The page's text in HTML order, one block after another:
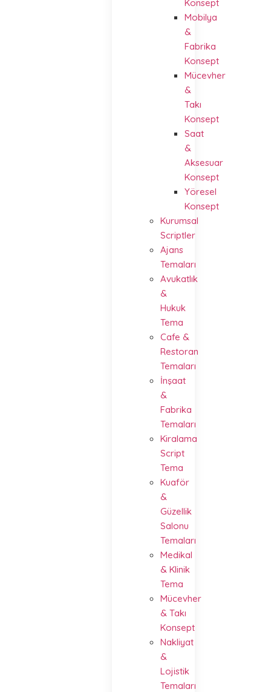
Konsept
Mobilya
&
Fabrika
Konsept
Mücevher
&
Takı
Konsept
Saat
&
Aksesuar
Konsept
Yöresel
Konsept
Kurumsal
Scriptler
Ajans
Temaları
Avukatlık
&
Hukuk
Tema
Cafe &
Restoran
Temaları
İnşaat
&
Fabrika
Temaları
Kiralama
Script
Tema
Kuaför
&
Güzellik
Salonu
Temaları
Medikal
& Klinik
Tema
Mücevher
& Takı
Konsept
Nakliyat
&
Lojistik
Temaları